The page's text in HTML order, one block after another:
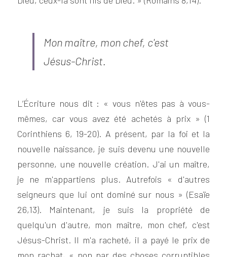
Mon maître, mon chef, c'est
Jésus-Christ.
L’Écriture nous dit : « vous n'êtes pas à vous-
mêmes, car vous avez été achetés à prix » (1
Corinthiens 6, 19-20). A présent, par la foi et la
nouvelle naissance, je suis devenu une nouvelle
personne, une nouvelle création. J'ai un maître,
je ne m'appartiens plus. Autrefois « d'autres
seigneurs que lui ont dominé sur nous » (Esaïe
26,13). Maintenant, je suis la propriété de
quelqu'un d'autre, mon maître, mon chef, c'est
Jésus-Christ. Il m'a racheté, il a payé le prix de